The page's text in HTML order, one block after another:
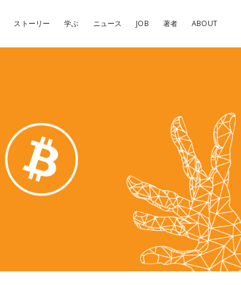
ストーリー 学ぶ ニュース JOB 著者 ABOUT